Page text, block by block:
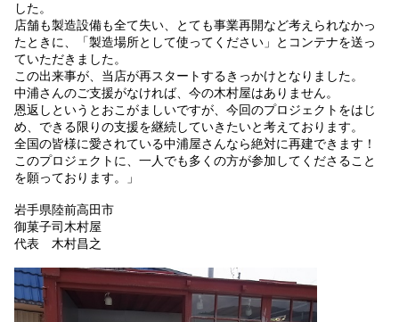
した。
店舗も製造設備も全て失い、とても事業再開など考えられなかっ
たときに、「製造場所として使ってください」とコンテナを送っ
ていただきました。
この出来事が、当店が再スタートするきっかけとなりました。
中浦さんのご支援がなければ、今の木村屋はありません。
恩返しというとおこがましいですが、今回のプロジェクトをはじ
め、できる限りの支援を継続していきたいと考えております。
全国の皆様に愛されている中浦屋さんなら絶対に再建できます！
このプロジェクトに、一人でも多くの方が参加してくださること
を願っております。」
岩手県陸前高田市
御菓子司木村屋
代表 木村昌之